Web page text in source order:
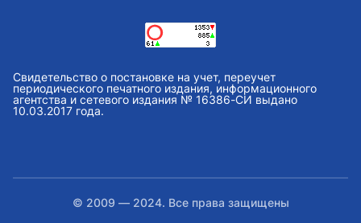
Свидетельство о постановке на учет, переучет
периодического печатного издания, информационного
агентства и сетевого издания № 16386-СИ выдано
10.03.2017 года.
© 2009 — 2024. Все права защищены